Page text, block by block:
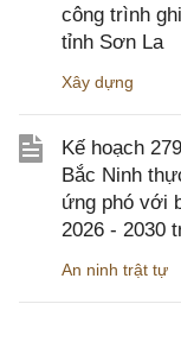
công trình
tỉnh Sơn La
Xây dựng
Kế hoạch
Bắc Ninh
ứng phó với
2026 - 2030
An ninh trật tự